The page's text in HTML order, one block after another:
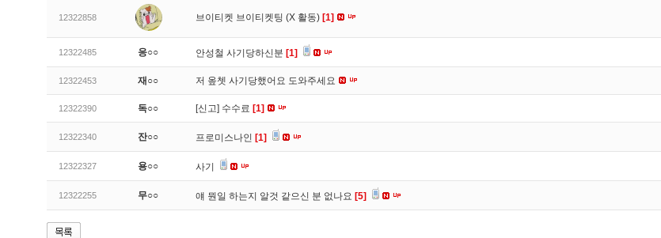
12322858 브이티켓 브이티켓팅 (X 활동) [1]
12322485 응○○ 안성철 사기당하신분 [1]
12322453 재○○ 저 옾쳇 사기당했어요 도와주세요
12322390 독○○ [신고] 수수료 [1]
12322340 잔○○ 프로미스나인 [1]
12322327 용○○ 사기
12322255 무○○ 얘 뭔일 하는지 알것 같으신 분 없나요 [5]